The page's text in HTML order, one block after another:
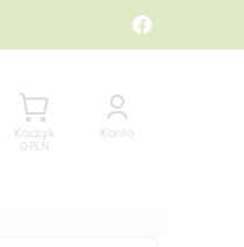
Koszyk
0 PLN
Konto